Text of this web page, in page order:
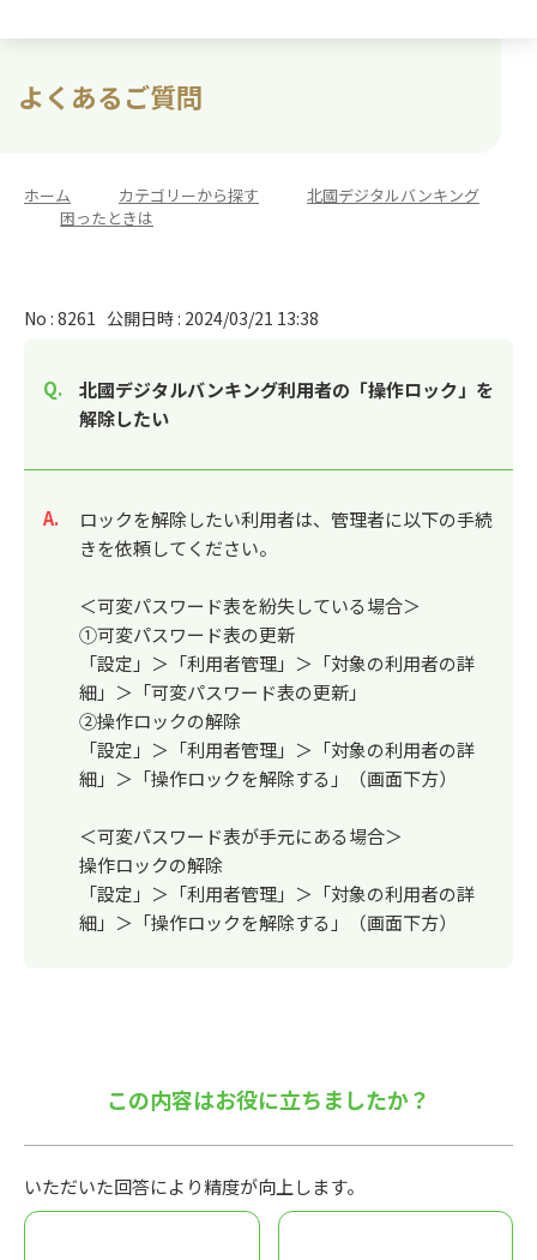
よくあるご質問
ホーム カテゴリーから探す
北國デジタルバンキング
困ったときは
No : 8261 公開日時 : 2024/03/21 13:38
北國デジタルバンキング利用者の「操作ロック」を
解除したい
回答
ロックを解除したい利用者は、管理者に以下の手続
きを依頼してください。
＜可変パスワード表を紛失している場合＞
①可変パスワード表の更新
「設定」＞「利用者管理」＞「対象の利用者の詳
細」＞「可変パスワード表の更新」
②操作ロックの解除
「設定」＞「利用者管理」＞「対象の利用者の詳
細」＞「操作ロックを解除する」（画面下方）
＜可変パスワード表が手元にある場合＞
操作ロックの解除
「設定」＞「利用者管理」＞「対象の利用者の詳
細」＞「操作ロックを解除する」（画面下方）
この内容はお役に立ちましたか？
いただいた回答により精度が向上します。